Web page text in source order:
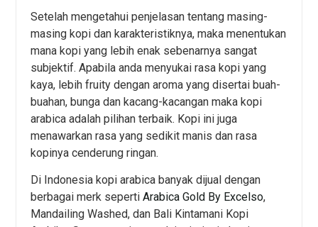
Setelah mengetahui penjelasan tentang masing-
masing kopi dan karakteristiknya, maka menentukan
mana kopi yang lebih enak sebenarnya sangat
subjektif. Apabila anda menyukai rasa kopi yang
kaya, lebih fruity dengan aroma yang disertai buah-
buahan, bunga dan kacang-kacangan maka kopi
arabica adalah pilihan terbaik. Kopi ini juga
menawarkan rasa yang sedikit manis dan rasa
kopinya cenderung ringan.
Di Indonesia kopi arabica banyak dijual dengan
berbagai merk sepertiArabica Gold By Excelso,
Mandailing Washed, dan Bali Kintamani Kopi